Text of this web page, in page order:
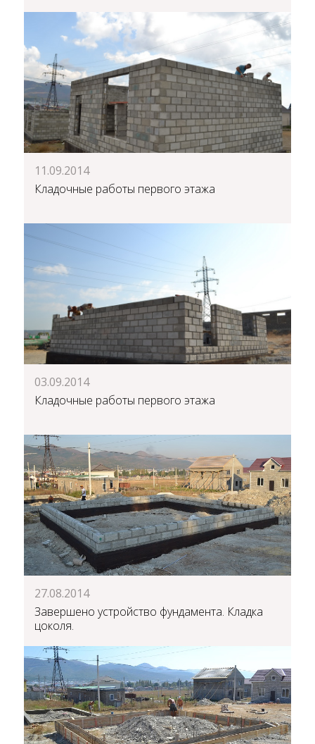
11.09.2014
Кладочные работы первого этажа
03.09.2014
Кладочные работы первого этажа
27.08.2014
Завершено устройство фундамента. Кладка
цоколя.